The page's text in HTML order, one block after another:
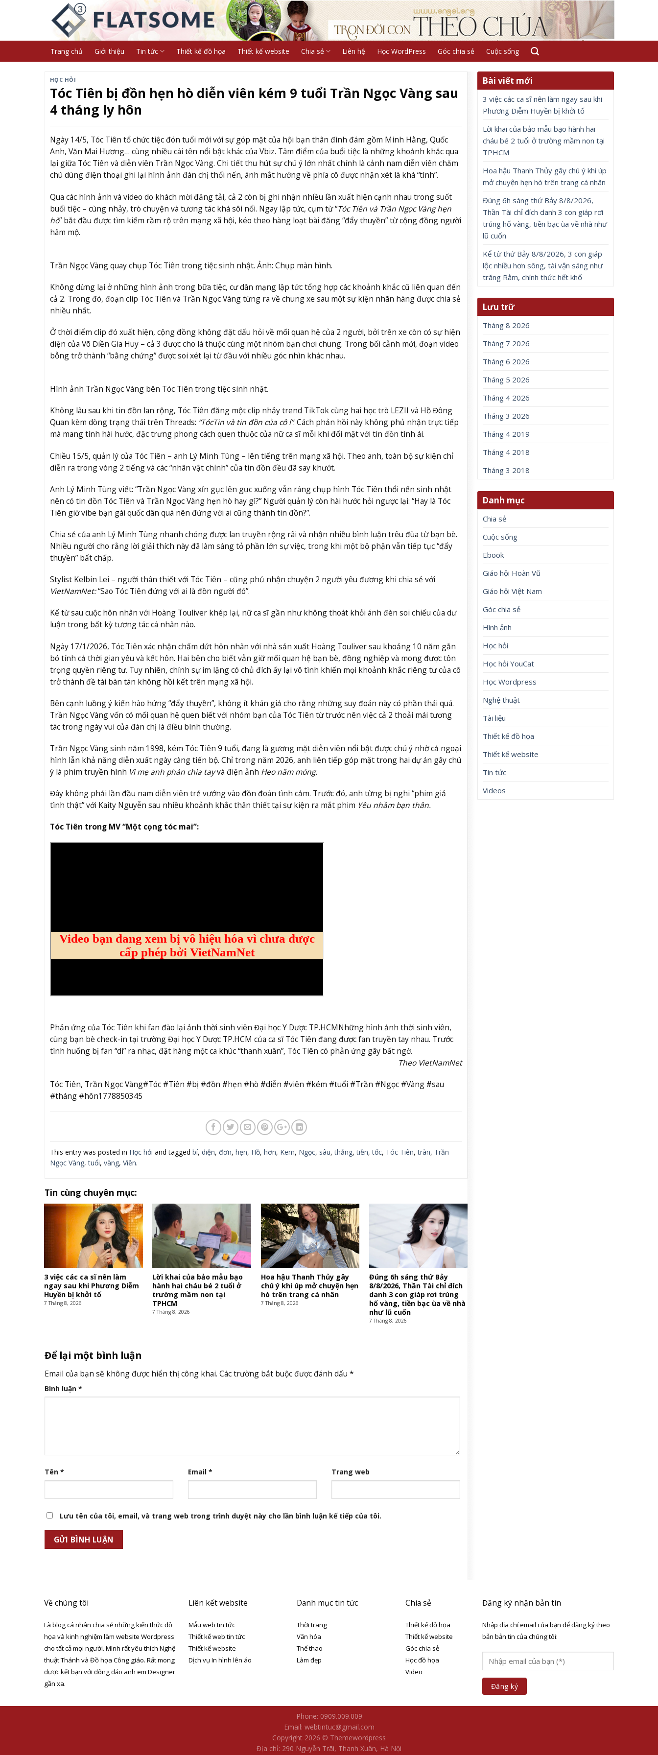
Trang chủ Giới thiệu Tin tức Thiết kế đồ họa Thiết kế website Chia sẻ Liên hệ Học WordPress Góc chia sẻ Cuộc sống
HỌC HỎI
Tóc Tiên bị đồn hẹn hò diễn viên kém 9 tuổi Trần Ngọc Vàng sau
4 tháng ly hôn
Ngày 14/5, Tóc Tiên tổ chức tiệc đón tuổi mới với sự góp mặt của hội bạn thân đình đám gồm Minh Hằng, Quốc
Anh, Văn Mai Hương… cùng nhiều cái tên nổi bật khác của Vbiz. Tâm điểm của buổi tiệc là những khoảnh khắc qua
lại giữa Tóc Tiên và diễn viên Trần Ngọc Vàng. Chi tiết thu hút sự chú ý lớn nhất chính là cảnh nam diễn viên chăm
chú dùng điện thoại ghi lại hình ảnh đàn chị thổi nến, ánh mắt hướng về phía cô được nhận xét là khá “tình”.
Qua các hình ảnh và video do khách mời đăng tải, cả 2 còn bị ghi nhận nhiều lần xuất hiện cạnh nhau trong suốt
buổi tiệc – cùng nhảy, trò chuyện và tương tác khá sôi nổi. Ngay lập tức, cụm từ “Tóc Tiên và Trần Ngọc Vàng hẹn
hò” bắt đầu được tìm kiếm rầm rộ trên mạng xã hội, kéo theo hàng loạt bài đăng “đẩy thuyền” từ cộng đồng người
hâm mộ.
Trần Ngọc Vàng quay chụp Tóc Tiên trong tiệc sinh nhật. Ảnh: Chụp màn hình.
Không dừng lại ở những hình ảnh trong bữa tiệc, cư dân mạng lập tức tổng hợp các khoảnh khắc cũ liên quan đến
cả 2. Trong đó, đoạn clip Tóc Tiên và Trần Ngọc Vàng từng ra về chung xe sau một sự kiện nhãn hàng được chia sẻ
nhiều nhất.
Ở thời điểm clip đó xuất hiện, cộng đồng không đặt dấu hỏi về mối quan hệ của 2 người, bởi trên xe còn có sự hiện
diện của Võ Điền Gia Huy – cả 3 được cho là thuộc cùng một nhóm bạn chơi chung. Trong bối cảnh mới, đoạn video
bỗng trở thành “bằng chứng” được soi xét lại từ đầu với nhiều góc nhìn khác nhau.
Hình ảnh Trần Ngọc Vàng bên Tóc Tiên trong tiệc sinh nhật.
Không lâu sau khi tin đồn lan rộng, Tóc Tiên đăng một clip nhảy trend TikTok cùng hai học trò LEZII và Hồ Đông
Quan kèm dòng trạng thái trên Threads: “TócTin và tin đồn của cô í”. Cách phản hồi này không phủ nhận trực tiếp
mà mang tính hài hước, đặc trưng phong cách quen thuộc của nữ ca sĩ mỗi khi đối mặt với tin đồn tình ái.
Chiều 15/5, quản lý của Tóc Tiên – anh Lý Minh Tùng – lên tiếng trên mạng xã hội. Theo anh, toàn bộ sự kiện chỉ
diễn ra trong vòng 2 tiếng và các “nhân vật chính” của tin đồn đều đã say khướt.
Anh Lý Minh Tùng viết: “Trần Ngọc Vàng xỉn gục lên gục xuống vẫn ráng chụp hình Tóc Tiên thổi nến sinh nhật
nên có tin đồn Tóc Tiên và Trần Ngọc Vàng hẹn hò hay gì?” Người quản lý còn hài hước hỏi ngược lại: “Hay là Tóc
Tiên giờ vibe bạn gái quốc dân quá nên đứng với ai cũng thành tin đồn?”.
Chia sẻ của anh Lý Minh Tùng nhanh chóng được lan truyền rộng rãi và nhận nhiều bình luận trêu đùa từ bạn bè.
Nhiều người cho rằng lời giải thích này đã làm sáng tỏ phần lớn sự việc, trong khi một bộ phận vẫn tiếp tục “đẩy
thuyền” bất chấp.
Stylist Kelbin Lei – người thân thiết với Tóc Tiên – cũng phủ nhận chuyện 2 người yêu đương khi chia sẻ với
VietNamNet:“Sao Tóc Tiên đứng với ai là đồn người đó”.
Kể từ sau cuộc hôn nhân với Hoàng Touliver khép lại, nữ ca sĩ gần như không thoát khỏi ánh đèn soi chiếu của dư
luận trong bất kỳ tương tác cá nhân nào.
Ngày 17/1/2026, Tóc Tiên xác nhận chấm dứt hôn nhân với nhà sản xuất Hoàng Touliver sau khoảng 10 năm gắn
bó tính cả thời gian yêu và kết hôn. Hai bên cho biết vẫn giữ mối quan hệ bạn bè, đồng nghiệp và mong được tôn
trọng quyền riêng tư. Tuy nhiên, chính sự im lặng có chủ đích ấy lại vô tình khiến mọi khoảnh khắc riêng tư của cô
trở thành đề tài bàn tán không hồi kết trên mạng xã hội.
Bên cạnh luồng ý kiến hào hứng “đẩy thuyền”, không ít khán giả cho rằng những suy đoán này có phần thái quá.
Trần Ngọc Vàng vốn có mối quan hệ quen biết với nhóm bạn của Tóc Tiên từ trước nên việc cả 2 thoải mái tương
tác trong ngày vui của đàn chị là điều bình thường.
Trần Ngọc Vàng sinh năm 1998, kém Tóc Tiên 9 tuổi, đang là gương mặt diễn viên nổi bật được chú ý nhờ cả ngoại
hình lẫn khả năng diễn xuất ngày càng tiến bộ. Chỉ trong năm 2026, anh liên tiếp góp mặt trong hai dự án gây chú
ý là phim truyền hình Vì mẹ anh phán chia tayvà điện ảnh Heo năm móng.
Đây không phải lần đầu nam diễn viên trẻ vướng vào đồn đoán tình cảm. Trước đó, anh từng bị nghi “phim giả
tình thật” với Kaity Nguyễn sau nhiều khoảnh khắc thân thiết tại sự kiện ra mắt phim Yêu nhầm bạn thân.
Tóc Tiên trong MV “Một cọng tóc mai”:
Phản ứng của Tóc Tiên khi fan đào lại ảnh thời sinh viên Đại học Y Dược TP.HCMNhững hình ảnh thời sinh viên,
cùng bạn bè check-in tại trường Đại học Y Dược TP.HCM của ca sĩ Tóc Tiên đang được fan truyền tay nhau. Trước
tình huống bị fan “dí” ra nhạc, đặt hàng một ca khúc “thanh xuân”, Tóc Tiên có phản ứng gây bất ngờ.
Theo VietNamNet
Tóc Tiên, Trần Ngọc Vàng#Tóc #Tiên #bị #đồn #hẹn #hò #diễn #viên #kém #tuổi #Trần #Ngọc #Vàng #sau
#tháng #hôn1778850345
This entry was posted in Học hỏi and tagged bí, diện, đơn, hẹn, Hồ, hơn, Kem, Ngọc, sâu,thắng,tiền,tốc, Tóc Tiên,tràn, Trần
Ngọc Vàng,tuổi, vàng, Viên.
Tin cùng chuyên mục:
3 việc các ca sĩ nên làm
ngay sau khi Phương Diễm
Huyền bị khởi tố
7 Tháng 8, 2026
Lời khai của bảo mẫu bạo
hành hai cháu bé 2 tuổi ở
trường mầm non tại
TPHCM
7 Tháng 8, 2026
Hoa hậu Thanh Thủy gây
chú ý khi úp mở chuyện hẹn
hò trên trang cá nhân
7 Tháng 8, 2026
Đúng 6h sáng thứ Bảy
8/8/2026, Thần Tài chỉ đích
danh 3 con giáp rơi trúng
hố vàng, tiền bạc ùa về nhà
như lũ cuốn
7 Tháng 8, 2026
Để lại một bình luận
Email của bạn sẽ không được hiển thị công khai. Các trường bắt buộc được đánh dấu *
Bình luận *
Tên * Email * Trang web
Lưu tên của tôi, email, và trang web trong trình duyệt này cho lần bình luận kế tiếp của tôi.
Bài viết mới
3 việc các ca sĩ nên làm ngay sau khi
Phương Diễm Huyền bị khởi tố
Lời khai của bảo mẫu bạo hành hai
cháu bé 2 tuổi ở trường mầm non tại
TPHCM
Hoa hậu Thanh Thủy gây chú ý khi úp
mở chuyện hẹn hò trên trang cá nhân
Đúng 6h sáng thứ Bảy 8/8/2026,
Thần Tài chỉ đích danh 3 con giáp rơi
trúng hố vàng, tiền bạc ùa về nhà như
lũ cuốn
Kể từ thứ Bảy 8/8/2026, 3 con giáp
lộc nhiều hơn sông, tài vận sáng như
trăng Rằm, chính thức hết khổ
Lưu trữ
Tháng 8 2026
Tháng 7 2026
Tháng 6 2026
Tháng 5 2026
Tháng 4 2026
Tháng 3 2026
Tháng 4 2019
Tháng 4 2018
Tháng 3 2018
Danh mục
Chia sẻ
Cuộc sống
Ebook
Giáo hội Hoàn Vũ
Giáo hội Việt Nam
Góc chia sẻ
Hình ảnh
Học hỏi
Học hỏi YouCat
Học Wordpress
Nghệ thuật
Tài liệu
Thiết kế đồ họa
Thiết kế website
Tin tức
Videos
Về chúng tôi
Là blog cá nhân chia sẻ những kiến thức đồ
họa và kinh nghiệm làm website Wordpress
cho tất cả mọi người. Mình rất yêu thích Nghệ
thuật Thánh và Đồ họa Công giáo. Rất mong
được kết bạn với đông đảo anh em Designer
gần xa.
Liên kết website
Mẫu web tin tức
Thiết kế web tin tức
Thiết kế website
Dịch vụ In hình lên áo
Danh mục tin tức
Thời trang
Văn hóa
Thể thao
Làm đẹp
Chia sẻ
Thiết kế đồ họa
Thiết kế website
Góc chia sẻ
Học đồ họa
Video
Đăng ký nhận bản tin
Nhập địa chỉ email của bạn để đăng ký theo
bản bản tin của chúng tôi:
Phone: 0909.009.009
Email: webtintuc@gmail.com
Copyright 2026 © Themewordpress
Địa chỉ: 290 Nguyễn Trãi, Thanh Xuân, Hà Nội